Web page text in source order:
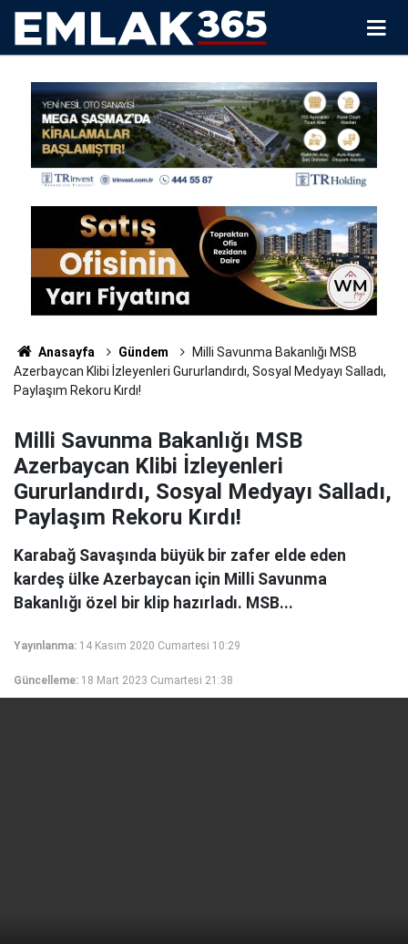
Anasayfa Gündem
Milli Savunma Bakanlığı MSB
Azerbaycan Klibi İzleyenleri Gururlandırdı, Sosyal Medyayı Salladı,
Paylaşım Rekoru Kırdı!
Milli Savunma Bakanlığı MSB
Azerbaycan Klibi İzleyenleri
Gururlandırdı, Sosyal Medyayı Salladı,
Paylaşım Rekoru Kırdı!
Karabağ Savaşında büyük bir zafer elde eden
kardeş ülke Azerbaycan için Milli Savunma
Bakanlığı özel bir klip hazırladı. MSB...
Yayınlanma: 14 Kasım 2020 Cumartesi 10:29
Güncelleme: 18 Mart 2023 Cumartesi 21:38